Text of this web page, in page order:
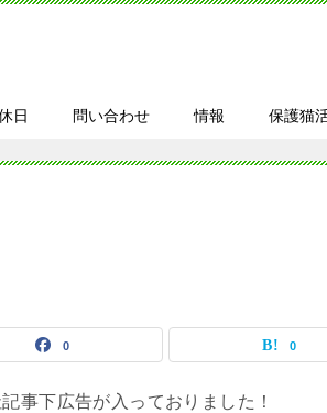
日 問い合わせ 情報 保護猫
0 0
事下広告が入っておりました！